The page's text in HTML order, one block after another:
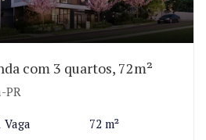
com 3 quartos, 72m²
PR
Vaga 72 m²